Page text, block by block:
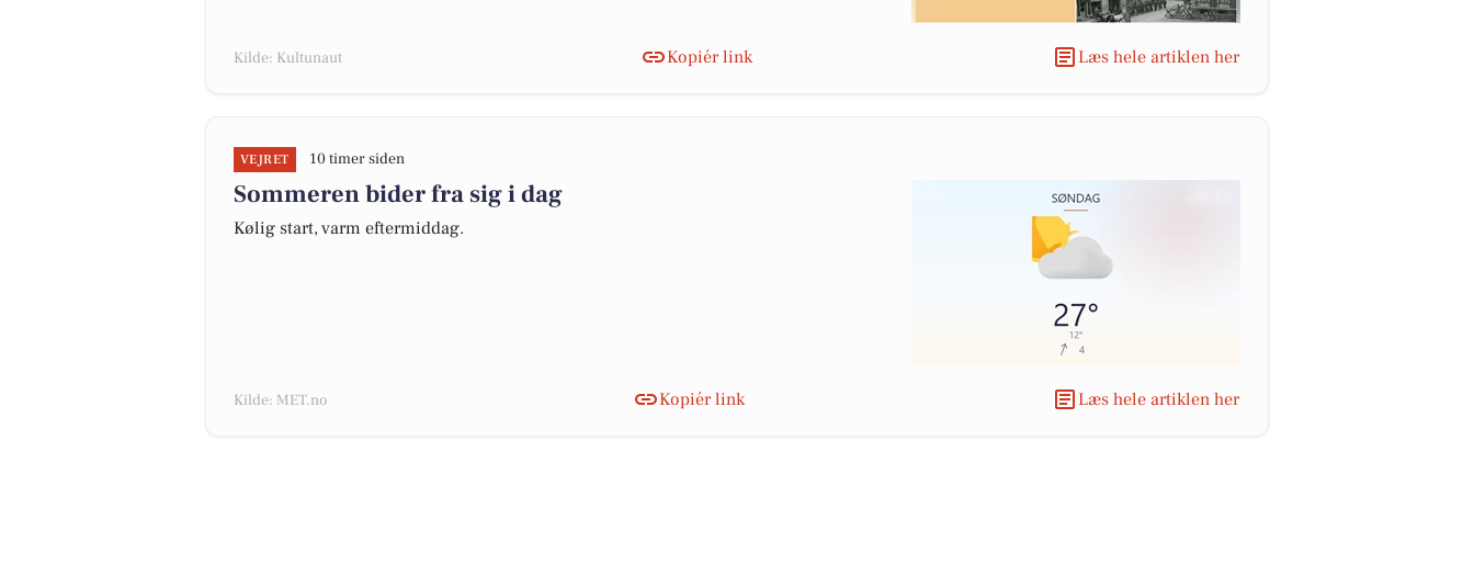
Kilde: Kultunaut Kopiér link Læs hele artiklen her
VEJRET 10 timer siden
Sommeren bider fra sig i dag
Kølig start, varm eftermiddag.
Kilde: MET.no Kopiér link Læs hele artiklen her